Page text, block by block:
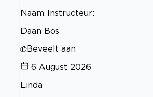
Naam Instructeur:
Daan Bos
Beveelt aan
6 August 2026
Linda